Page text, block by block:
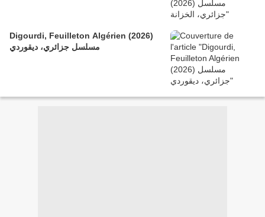
Digourdi, Feuilleton Algérien (2026)
مسلسل جزائري، ديقوردي